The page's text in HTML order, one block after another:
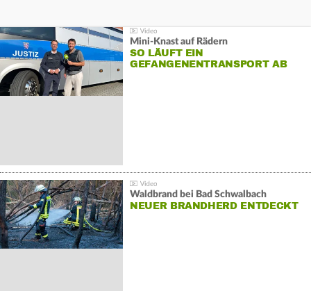
Mini-Knast auf Rädern
SO LÄUFT EIN
GEFANGENENTRANSPORT AB
Waldbrand bei Bad Schwalbach
NEUER BRANDHERD ENTDECKT